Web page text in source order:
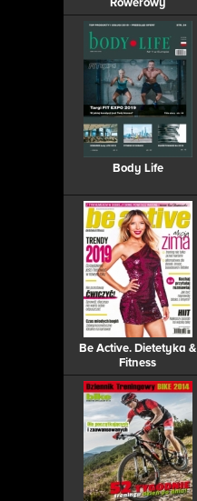
Body Life
Be Active. Dietetyka &
Fitness